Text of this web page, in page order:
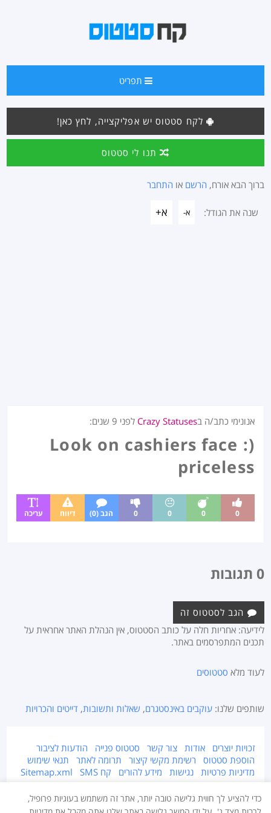
תפריט
לקח סטטוס יש אפליקצייה, לחץ כאן!
תנו לי סטטוס
ברוך הבא אורח, הרשם או התחבר
שנה את הגודל: א- א+
אנונימי כתב/ה בCrazy Statuses לפני 9 שנים :
Look on cashiers face :)
priceless
0
0
0
0 הגב (0) דיווח עריכה
0 תגובות
הגב לסטטוס זה
לידיעה: אחריות חלה על כותב הסטטוס, אין הנהלת האתר אחראית על
תכנים המתפרסמים באתר.
לעוד מלא סטטוסים
שותפים שלנו:עוקבים באינסטגרם, שאלות ותשובות, דייטים והכרויות
זכויות יוצרים אודות צור קשר סטטוס פנייה
הודעות לציבור
הוספת סטטוס
רשימת מקשי קיצור תרומה לאתר
תנאי שימוש
מדיניות פרטיות
נגישות מידע להורים קח SMS Sitemap.xml
אתר זה מוגן על ידי זכויות יוצרים © 2015-2026 Takestatus.net.
אין צוות האתר אחראי על התוכן המפורסם באתר, במידה ויש חומר לא ראוי ו/או
כדי להציע לך חווית גלישה טובה יותר, אתר זה משתמש בעוגיות פרופיל,